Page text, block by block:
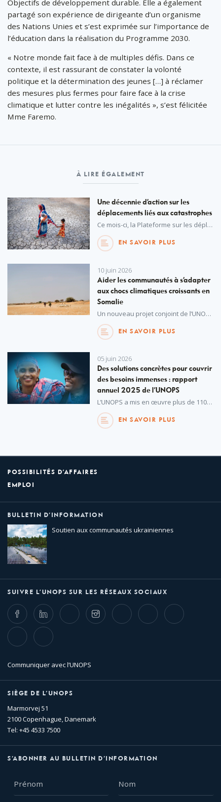
Objectifs de développement durable. Elle a également
partagé son expérience de dirigeante d’un organisme
des Nations Unies et s’est exprimée sur l’importance de
l’éducation dans la réalisation du Programme 2030.
« Notre monde fait face à de multiples défis. Dans ce
contexte, il est rassurant de constater la volonté
politique et la détermination des jeunes […] à réclamer
des mesures plus fermes pour faire face à la crise
climatique et lutter contre les inégalités », s’est félicitée
Mme Faremo.
À LIRE ÉGALEMENT
Une décennie d’action sur les
déplacements liés aux catastrophes
Ce mois-ci, la Plateforme sur les déplacements liés aux catastrophes célèbre officiellement dix années de promotion de la coopération internationale pour protéger les personnes déplacées dans le contexte de catastrophes et des changements climatiques. Depuis ses débuts et dans son rôle actuel en tant que partenariat mondial, sa mission est plus cruciale que jamais.
EN SAVOIR PLUS
10 juin 2026
Aider les communautés à s’adapter
aux chocs climatiques croissants en
Somalie
Un nouveau projet conjoint de l’UNOPS et du Programme alimentaire mondial financé par le Groupe de la Banque africaine de développement aide à faire face aux sécheresses, inondations et dégradations de l’environnement qui touchent la Somalie de façon récurrente.
EN SAVOIR PLUS
05 juin 2026
Des solutions concrètes pour couvrir
des besoins immenses : rapport
annuel 2025 de l’UNOPS
L’UNOPS a mis en œuvre plus de 1100 projets l’an dernier, apportant des solutions concrètes pour répondre aux besoins croissants et urgents de communautés aux quatre coins du monde.
EN SAVOIR PLUS
POSSIBILITÉS D’AFFAIRES
EMPLOI
BULLETIN D’INFORMATION
Soutien aux communautés ukrainiennes
SUIVRE L’UNOPS SUR LES RÉSEAUX SOCIAUX
FacebookLinkedIn Twitter InstagramWhatsappBluesky Threads
TikTok Flickr
Communiquer avec l’UNOPS
SIÈGE DE L’UNOPS
Marmorvej 51
2100 Copenhague, Danemark
Tel: +45 4533 7500
S’ABONNER AU BULLETIN D’INFORMATION